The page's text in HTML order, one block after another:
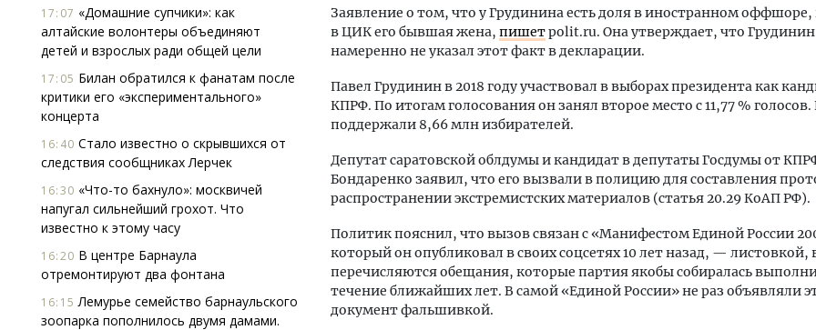
17:07 «Домашние супчики»: как
алтайские волонтеры объединяют
детей и взрослых ради общей цели
17:05 Билан обратился к фанатам после
критики его «экспериментального»
концерта
16:40 Стало известно о скрывшихся от
следствия сообщниках Лерчек
16:30 «Что-то бахнуло»: москвичей
напугал сильнейший грохот. Что
известно к этому часу
16:20 В центре Барнаула
отремонтируют два фонтана
16:15 Лемурье семейство барнаульского
зоопарка пополнилось двумя дамами.
Заявление о том, что у Грудинина есть доля в иностранном оффшоре,
в ЦИК его бывшая жена, пишетpolit.ru. Она утверждает, что Грудинин
намеренно не указал этот факт в декларации.
Павел Грудинин в 2018 году участвовал в выборах президента как
КПРФ. По итогам голосования он занял второе место с 11,77 % голосов.
поддержали 8,66 млн избирателей.
Депутат саратовской облдумы и кандидат в депутаты Госдумы от
Бондаренко заявил, что его вызвали в полицию для составления
распространении экстремистских материалов (статья 20.29 КоАП РФ).
Политик пояснил, что вызов связан с «Манифестом Единой России
который он опубликовал в своих соцсетях 10 лет назад, — листовкой,
перечисляются обещания, которые партия якобы собиралась
течение ближайших лет. В самой «Единой России» не раз объявляли
документ фальшивкой.